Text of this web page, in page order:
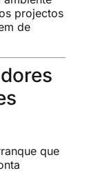
projectos
de
que